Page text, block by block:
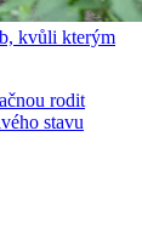
kvůli kterým
rodit
stavu